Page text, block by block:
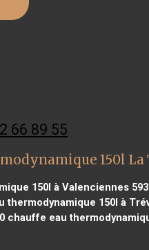
66 89 55
150l
150l à Valenciennes
thermodynamique 150l à
chauffe eau